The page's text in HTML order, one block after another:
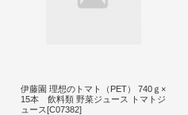
伊藤園 理想のトマト（PET） 740ｇ×
15本 飲料類 野菜ジュース トマトジ
ュース[C07382]